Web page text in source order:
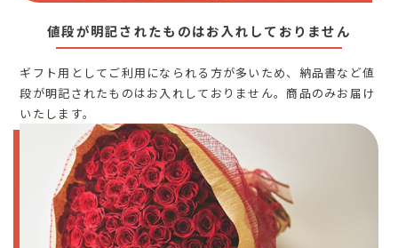
値段が明記されたものはお入れしておりません
ギフト用としてご利用になられる方が多いため、納品書など値
段が明記されたものはお入れしておりません。商品のみお届け
いたします。